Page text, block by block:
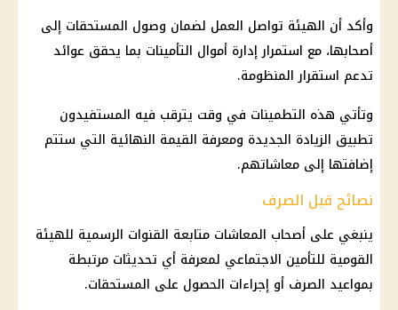
وأكد أن الهيئة تواصل العمل لضمان وصول المستحقات إلى
أصحابها، مع استمرار إدارة أموال التأمينات بما يحقق عوائد
تدعم استقرار المنظومة.
وتأتي هذه التطمينات في وقت يترقب فيه المستفيدون
تطبيق الزيادة الجديدة ومعرفة القيمة النهائية التي ستتم
إضافتها إلى معاشاتهم.
نصائح قبل الصرف
ينبغي على أصحاب المعاشات متابعة القنوات الرسمية للهيئة
القومية للتأمين الاجتماعي لمعرفة أي تحديثات مرتبطة
بمواعيد الصرف أو إجراءات الحصول على المستحقات.